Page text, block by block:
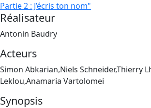
Partie 2 : J’écris ton nom"
Réalisateur
Antonin Baudry
Acteurs
Simon Abkarian,Niels Schneider,Thierry
Leklou,Anamaria Vartolomei
Synopsis